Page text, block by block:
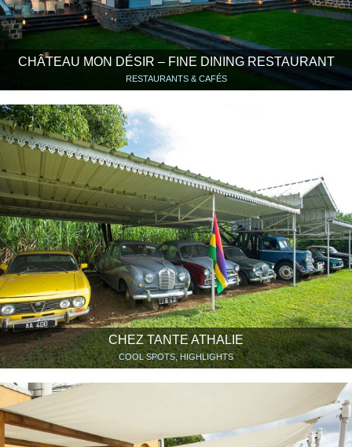
CHÂTEAU MON DÉSIR – FINE DINING RESTAURANT
RESTAURANTS & CAFÉS
CHEZ TANTE ATHALIE
COOL SPOTS, HIGHLIGHTS